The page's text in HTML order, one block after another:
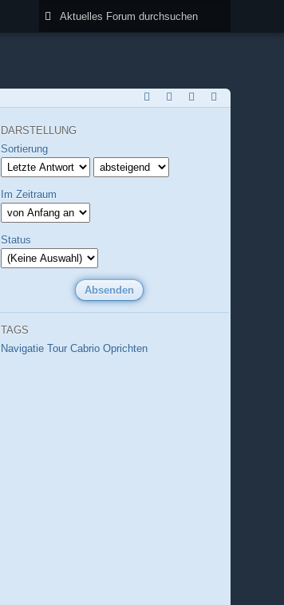
DARSTELLUNG
Sortierung
Im Zeitraum
Status
TAGS
Navigatie Tour Cabrio Oprichten